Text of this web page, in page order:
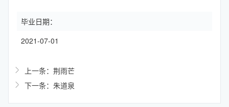
毕业日期：
2021-07-01
上一条：荆雨芒
下一条：朱道泉